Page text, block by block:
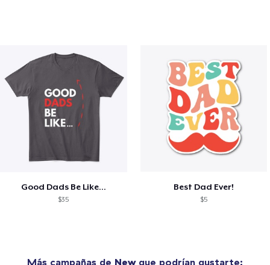
Good Dads Be Like...
$35
Best Dad Ever!
$5
Más campañas de Newque podrían gustarte: